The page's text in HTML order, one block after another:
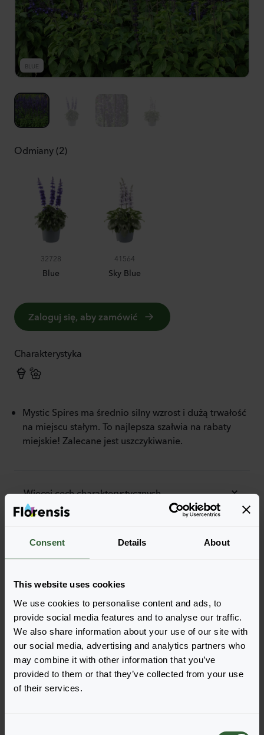
Consent Details About
This website uses cookies
We use cookies to personalise content and ads, to
provide social media features and to analyse our traffic.
We also share information about your use of our site with
our social media, advertising and analytics partners who
may combine it with other information that you’ve
provided to them or that they’ve collected from your use
of their services.
BLUE
Odmiany (2)
32728
Blue
41564
Sky Blue
Zaloguj się, aby zamówić
Charakterystyka
Mystic Spires ma średnio silny wzrost i dużą trwałość
na miejscu stałym. To najlepsza szałwia na rabaty
miejskie! Zalecane jest uszczykiwanie.
Więcej cech charakterystycznych
Część Solutions
Zamów
Łatwo dodawaj pozycje do zamówienia, wybierając
jedną z form produktu wyszukanych odmian. Po jej
dodaniu podsumowanie poniżej zostanie
zaktualizowane.